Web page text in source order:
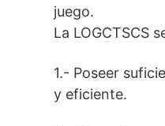
juego.
La LOGCTSCS
1.- Poseer
y eficiente.